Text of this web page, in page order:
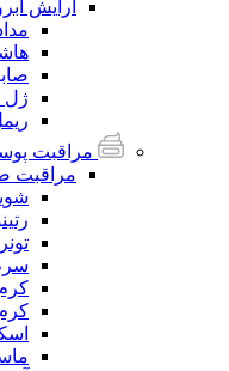
آرایش
ژل
مراقبت
مراقبت
تونر